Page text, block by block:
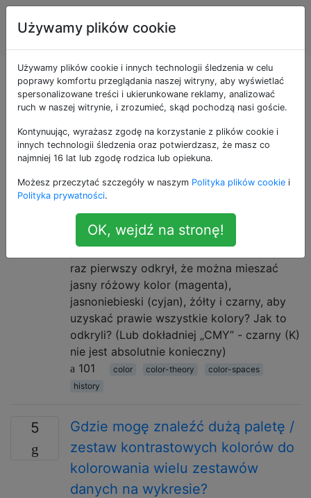
Projekt
graficzny
Pytania otagowane
jako color
Pytania dotyczące kolorów, innej przestrzeni kolorów,
przezroczystego, używania lub zmiany kolorów.
Kto pierwszy odkrył CMYK?
Jest używany do drukowania w kolorze
raz pierwszy odkrył, że można mieszać
jasny różowy kolor (magenta),
jasnoniebieski (cyjan), żółty i czarny, aby
uzyskać prawie wszystkie kolory? Jak to
odkryli? (Lub dokładniej „CMY” - czarny (K)
nie jest absolutnie konieczny)
101
color color-theory
color-spaces
history
5
Gdzie mogę znaleźć dużą paletę /
zestaw kontrastowych kolorów do
kolorowania wielu zestawów
danych na wykresie?
Używamy plików cookie
Używamy plików cookie i innych technologii śledzenia w celu
poprawy komfortu przeglądania naszej witryny, aby wyświetlać
spersonalizowane treści i ukierunkowane reklamy, analizować
ruch w naszej witrynie, i zrozumieć, skąd pochodzą nasi goście.
Kontynuując, wyrażasz zgodę na korzystanie z plików cookie i
innych technologii śledzenia oraz potwierdzasz, że masz co
najmniej 16 lat lub zgodę rodzica lub opiekuna.
Możesz przeczytać szczegóły w naszym Polityka plików cookie i
Polityka prywatności.
OK, wejdź na stronę!